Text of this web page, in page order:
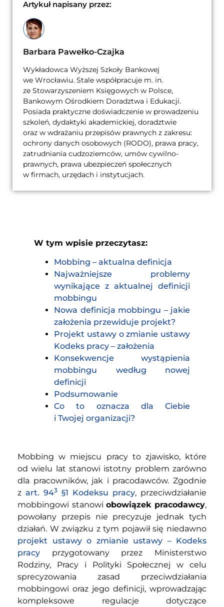
Artykuł napisany przez:
Barbara Pawełko-Czajka
Wykładowca Wyższej Szkoły Bankowej
we Wrocławiu. Stale współpracuje m. in.
ze Stowarzyszeniem Księgowych w Polsce,
Bankowym Ośrodkiem Doradztwa i Edukacji.
Posiada praktyczne doświadczenie w prowadzeniu
szkoleń, dydaktyki akademickiej, doradztwie
oraz w wdrażaniu przepisów prawnych z zakresu:
ochrony danych osobowych (RODO), prawa pracy,
zatrudniania cudzoziemców, umów cywilno-
prawnych, prawa ubezpieczeń społecznych
w firmach, urzędach i instytucjach.
W tym wpisie przeczytasz:
Mobbing – aktualna definicja
Najważniejsze problemy
wynikające z aktualnej definicji
mobbingu
Nowa definicja mobbingu – jakie
założenia przewiduje projekt?
Projekt ustawy o zmianie ustawy
Kodeks pracy – założenia
Konsekwencje wystąpienia
mobbingu według nowej
definicji
Podsumowanie
Co to oznacza dla Ciebie
i Twojej organizacji?
Mobbing w miejscu pracy to zjawisko, które
od wielu lat stanowi istotny problem zarówno
dla pracowników, jak i pracodawców. Zgodnie
z art. 943 §1 Kodeksu pracy, przeciwdziałanie
mobbingowi stanowiobowiązek pracodawcy,
powołany przepis nie precyzuje jednak tych
działań. W związku z tym pojawił się niedawno
projekt ustawy o zmianie ustawy – Kodeks
pracy przygotowany przez Ministerstwo
Rodziny, Pracy i Polityki Społecznej w celu
sprecyzowania zasad przeciwdziałania
mobbingowi oraz jego definicji, wprowadzając
kompleksowe regulacje dotyczące